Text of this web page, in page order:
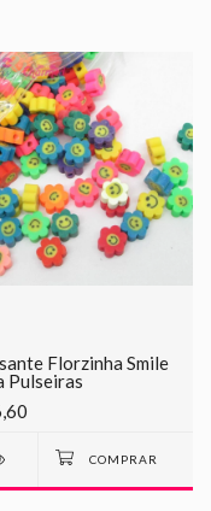
Florzinha Smile
Pulseiras